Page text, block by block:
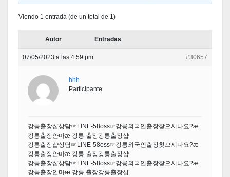
Viendo 1 entrada (de un total de 1)
Autor Entradas
07/05/2023 a las 4:59 pm #30657
hhh
Participante
강릉출장샵상담☞LINE-58oss☞강릉외국인출장찾으시나요?æ
강릉출장안마æ 강릉 출장강릉출장샵
강릉출장샵상담☞LINE-58oss☞강릉외국인출장찾으시나요?æ
강릉출장안마æ 강릉 출장강릉출장샵
강릉출장샵상담☞LINE-58oss☞강릉외국인출장찾으시나요?æ
강릉출장안마æ 강릉 출장강릉출장샵